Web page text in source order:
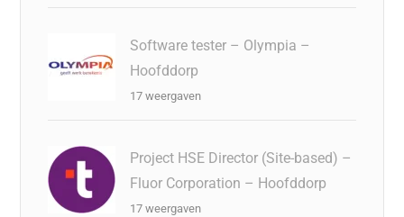
Software tester – Olympia –
Hoofddorp
17 weergaven
Project HSE Director (Site-based) –
Fluor Corporation – Hoofddorp
17 weergaven